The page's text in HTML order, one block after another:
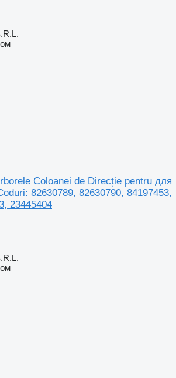
Coloanei de Direcție pentru для
82630789, 82630790, 84197453,
23445404